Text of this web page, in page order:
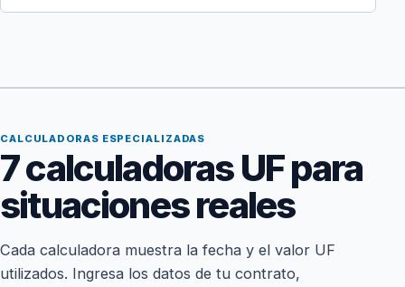
CALCULADORAS ESPECIALIZADAS
7 calculadoras UF para
situaciones reales
Cada calculadora muestra la fecha y el valor UF
utilizados. Ingresa los datos de tu contrato,